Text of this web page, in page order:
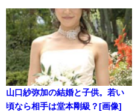
山口紗弥加の結婚と子供。若い
頃なら相手は堂本剛級？[画像]